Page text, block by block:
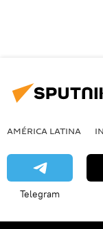
AMÉRICA LATINA
Telegram